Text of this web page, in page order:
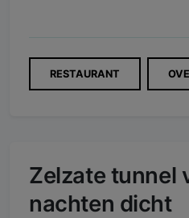
RESTAURANT
Zelzate tunnel
nachten dicht